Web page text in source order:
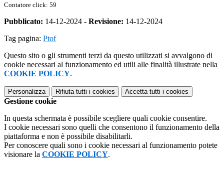
Contatore click: 59
Pubblicato: 14-12-2024 - Revisione: 14-12-2024
Tag pagina: Ptof
Questo sito o gli strumenti terzi da questo utilizzati si avvalgono di
cookie necessari al funzionamento ed utili alle finalità illustrate nella
COOKIE POLICY.
Personalizza Rifiuta tutti i cookies Accetta tutti i cookies
Gestione cookie
In questa schermata è possibile scegliere quali cookie consentire.
I cookie necessari sono quelli che consentono il funzionamento della
piattaforma e non è possibile disabilitarli.
Per conoscere quali sono i cookie necessari al funzionamento potete
visionare la COOKIE POLICY.